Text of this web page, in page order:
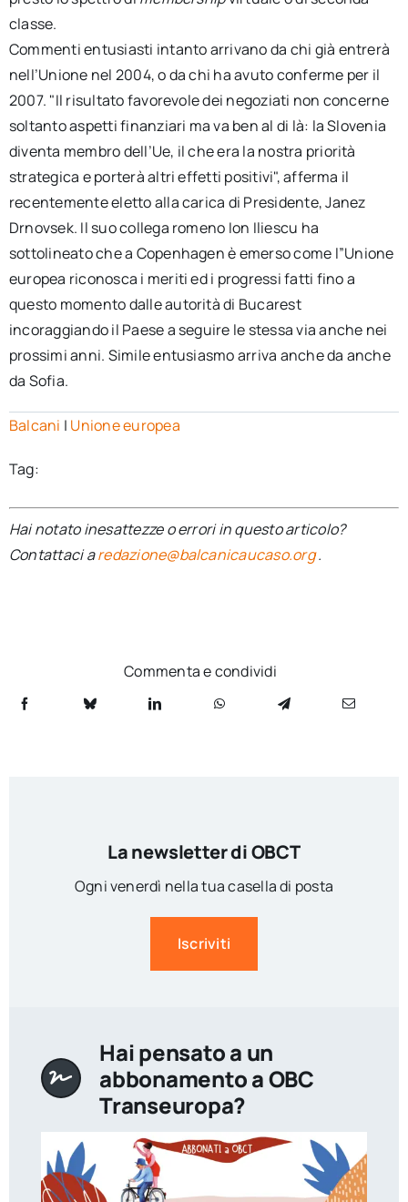
classe.
Commenti entusiasti intanto arrivano da chi già entrerà
nell’Unione nel 2004, o da chi ha avuto conferme per il
2007. "Il risultato favorevole dei negoziati non concerne
soltanto aspetti finanziari ma va ben al di là: la Slovenia
diventa membro dell’Ue, il che era la nostra priorità
strategica e porterà altri effetti positivi", afferma il
recentemente eletto alla carica di Presidente, Janez
Drnovsek. Il suo collega romeno Ion Iliescu ha
sottolineato che a Copenhagen è emerso come l”Unione
europea riconosca i meriti ed i progressi fatti fino a
questo momento dalle autorità di Bucarest
incoraggiando il Paese a seguire le stessa via anche nei
prossimi anni. Simile entusiasmo arriva anche da anche
da Sofia.
Balcani | Unione europea
Tag:
Hai notato inesattezze o errori in questo articolo?
Contattaci aredazione@balcanicaucaso.org.
Commenta e condividi
La newsletter di OBCT
Ogni venerdì nella tua casella di posta
Iscriviti
Hai pensato a un
abbonamento a OBC
Transeuropa?